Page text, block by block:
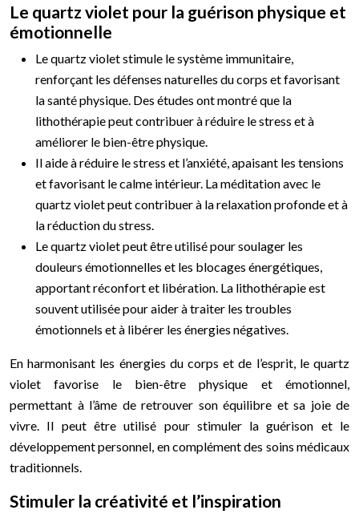
Le quartz violet pour la guérison physique et
émotionnelle
Le quartz violet stimule le système immunitaire,
renforçant les défenses naturelles du corps et favorisant
la santé physique. Des études ont montré que la
lithothérapie peut contribuer à réduire le stress et à
améliorer le bien-être physique.
Il aide à réduire le stress et l’anxiété, apaisant les tensions
et favorisant le calme intérieur. La méditation avec le
quartz violet peut contribuer à la relaxation profonde et à
la réduction du stress.
Le quartz violet peut être utilisé pour soulager les
douleurs émotionnelles et les blocages énergétiques,
apportant réconfort et libération. La lithothérapie est
souvent utilisée pour aider à traiter les troubles
émotionnels et à libérer les énergies négatives.
En harmonisant les énergies du corps et de l’esprit, le quartz
violet favorise le bien-être physique et émotionnel,
permettant à l’âme de retrouver son équilibre et sa joie de
vivre. Il peut être utilisé pour stimuler la guérison et le
développement personnel, en complément des soins médicaux
traditionnels.
Stimuler la créativité et l’inspiration